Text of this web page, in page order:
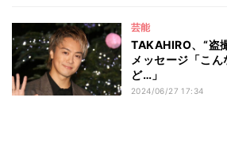
芸能
TAKAHIRO、“盗
メッセージ「こ
ど…」
2024/06/27 17:34